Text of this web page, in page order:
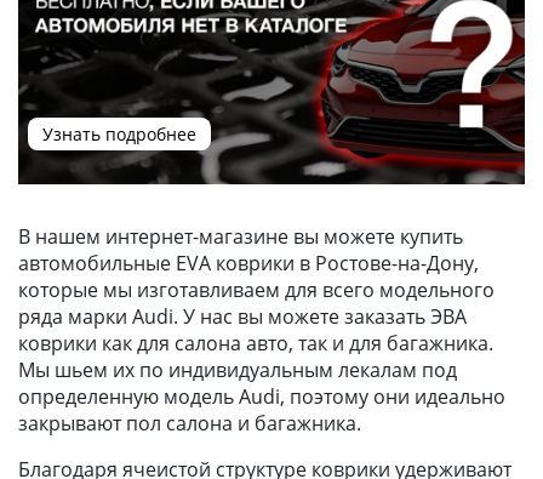
Узнать подробнее
В нашем интернет-магазине вы можете купить
автомобильные EVA коврики в Ростове-на-Дону,
которые мы изготавливаем для всего модельного
ряда марки Audi. У нас вы можете заказать ЭВА
коврики как для салона авто, так и для багажника.
Мы шьем их по индивидуальным лекалам под
определенную модель Audi, поэтому они идеально
закрывают пол салона и багажника.
Благодаря ячеистой структуре коврики удерживают